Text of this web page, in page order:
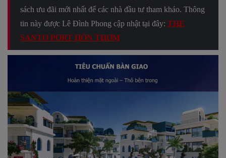
sách ưu đãi mới nhất để các nhà đầu tư tham khảo. Thông
tin này được Lê Đình Phong cập nhật tại đây: THE
SANTO PORT HÒN THƠM